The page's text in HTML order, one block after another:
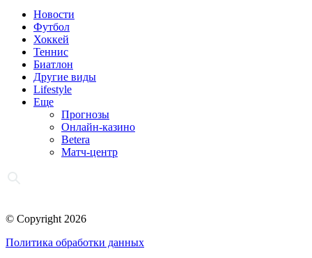
Новости
Футбол
Хоккей
Теннис
Биатлон
Другие виды
Lifestyle
Еще
Прогнозы
Онлайн-казино
Betera
Матч-центр
© Copyright 2026
Политика обработки данных